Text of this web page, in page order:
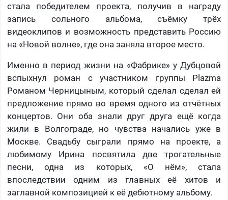
стала победителем проекта, получив в награду
запись сольного альбома, съёмку трёх
видеоклипов и возможность представить Россию
на «Новой волне», где она заняла второе место.
Именно в период жизни на «Фабрике» у Дубцовой
вспыхнул роман с участником группы Plazma
Романом Черницыным, который сделал сделал ей
предложение прямо во время одного из отчётных
концертов. Они оба знали друг друга ещё когда
жили в Волгограде, но чувства начались уже в
Москве. Свадьбу сыграли прямо на проекте, а
любимому Ирина посвятила две трогательные
песни, одна из которых, «О нём», стала
впоследствии одним из главных её хитов и
заглавной композицией к её дебютному альбому.